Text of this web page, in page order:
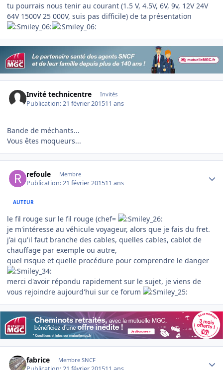
tu pourrais nous tenir au courant (1.5 V, 4.5V, 6V, 9v, 12V 24V
64V 1500V 25 000V, suis pas difficile) de ta présentation
Invité technicentre Invités
Publication:21 février 201511 ans
Bande de méchants...
Vous êtes moqueurs...
refoule Membre
Publication:21 février 201511 ans
AUTEUR
le fil rouge sur le fil rouge (chef=
je m'intéresse au véhicule voyageur, alors que je fais du fret.
j'ai qu'il faut branche des cables, quelles cables, cablot de
chauffage par exemple ou autre,
quel risque et quelle procédure pour comprendre le danger
merci d'avoir répondu rapidement sur le sujet, je viens de
vous rejoindre aujourd'hui sur ce forum
fabrice Membre SNCF